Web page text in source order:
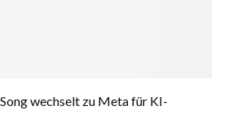
wechselt zu Meta für KI-